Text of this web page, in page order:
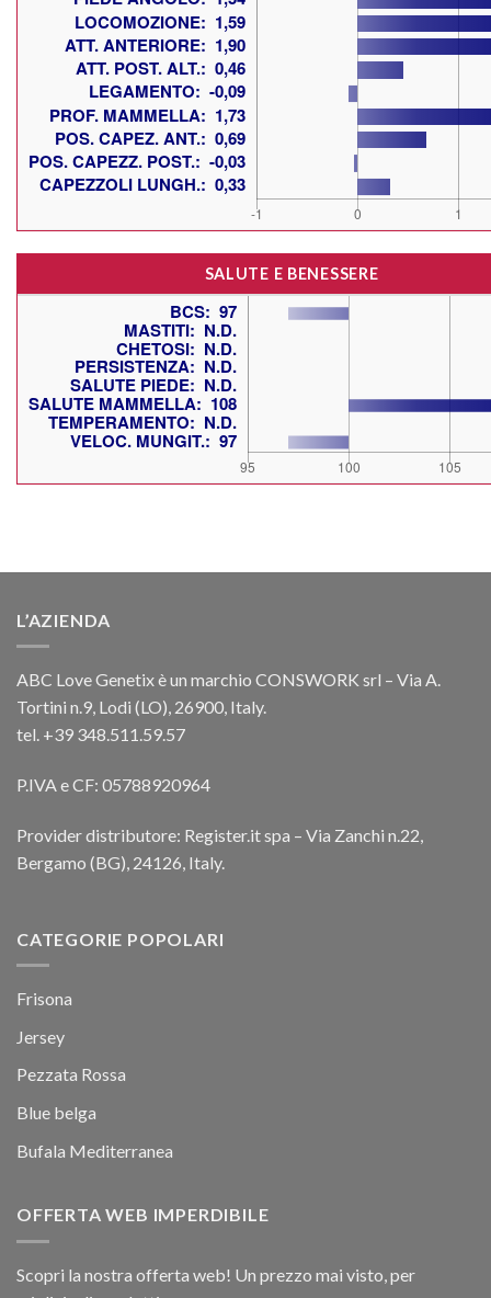
SALUTE E BENESSERE
L’AZIENDA
ABC Love Genetix è un marchio CONSWORK srl – Via A.
Tortini n.9, Lodi (LO), 26900, Italy.
tel. +39 348.511.59.57
P.IVA e CF: 05788920964
Provider distributore: Register.it spa – Via Zanchi n.22,
Bergamo (BG), 24126, Italy.
CATEGORIE POPOLARI
Frisona
Jersey
Pezzata Rossa
Blue belga
Bufala Mediterranea
OFFERTA WEB IMPERDIBILE
Scopri la nostra offerta web! Un prezzo mai visto, per